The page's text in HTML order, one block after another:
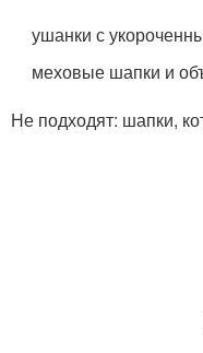
ушанки с
меховые шапки и
Не подходят: шапки,